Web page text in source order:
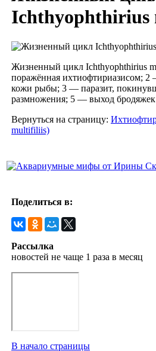
Жизненный цикл Ichthyophthirius
поражённая ихтиофтириазисом; 2
кожи рыбы; 3 — паразит,
размножения; 5 — выход
Вернуться на страницу:
multifiliis)
Поделиться в:
Рассылка
новостей не чаще 1 раза в месяц
В начало страницы